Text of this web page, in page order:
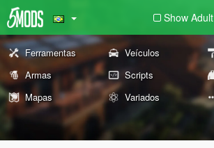
Show Adult
Ferramentas Veículos
Armas
Scripts
Mapas
Variados